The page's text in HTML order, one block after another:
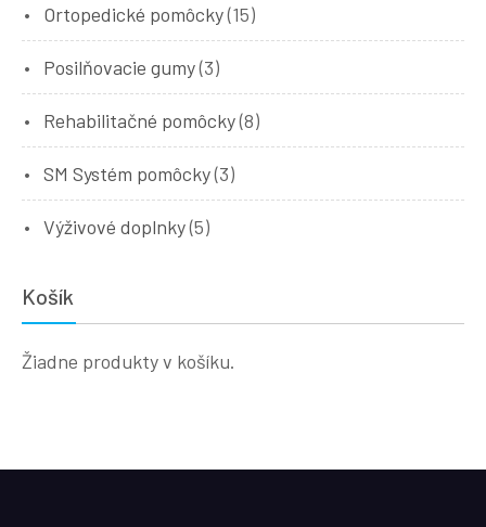
Ortopedické pomôcky(15)
Posilňovacie gumy(3)
Rehabilitačné pomôcky(8)
SM Systém pomôcky(3)
Výživové doplnky(5)
Košík
Žiadne produkty v košíku.